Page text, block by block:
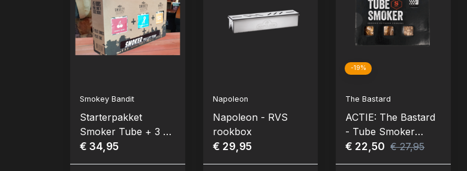
Smokey Bandit
Starterpakket
Smoker Tube + 3 x
1kg Smokey Pellets
€ 34,95
Napoleon
Napoleon - RVS
rookbox
€ 29,95
-19%
The Bastard
ACTIE: The Bastard
- Tube Smoker
Small
€ 22,50 € 27,95